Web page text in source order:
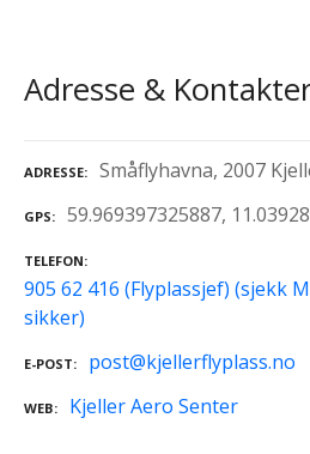
Adresse &
ADRESSE Småflyhavna, 2007
GPS 59.969397325887,
TELEFON
905 62 416 (Flyplassjef) (sjekk
sikker)
E-POST post@kjellerflyplass.no
WEB Kjeller Aero Senter